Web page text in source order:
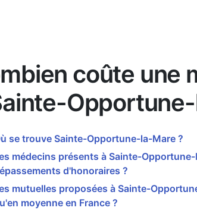
coûte une
se trouve Sainte-Opportune-la-Mare ?
médecins présents à Sainte-
d'honoraires ?
mutuelles proposées à Sainte-
moyenne en France ?